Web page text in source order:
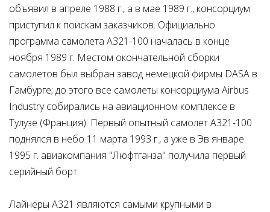
объявил в апреле 1988 г., а в мае 1989 г., консорциум
приступил к поискам заказчиков. Официально
программа самолета А321-100 началась в конце
ноября 1989 г. Местом окончательной сборки
самолетов был выбран завод немецкой фирмы DASA в
Гамбурге; до этого все самолеты консорциума Airbus
Industry собирались на авиационном комплексе в
Тулузе (Франция). Первый опытный самолет А321-100
поднялся в небо 11 марта 1993 г., а уже в Эв январе
1995 г. авиакомпания "Люфтганза" получила первый
серийный борт.
Лайнеры А321 являются самыми крупными в